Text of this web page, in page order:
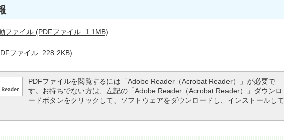
ファイル (PDFファイル: 1.1MB)
ファイル: 228.2KB)
PDFファイルを閲覧するには「Adobe Reader（Acrobat Reader）」が必要で
す。お持ちでない方は、左記の「Adobe Reader（Acrobat Reader）」ダウンロ
ードボタンをクリックして、ソフトウェアをダウンロードし、インストールして